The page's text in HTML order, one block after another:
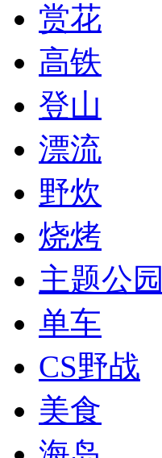
赏花
高铁
登山
漂流
野炊
烧烤
主题公园
单车
CS野战
美食